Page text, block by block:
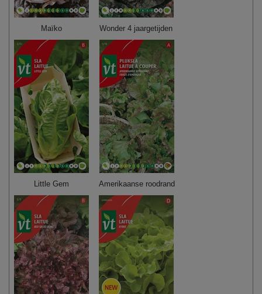
Maïko Wonder 4 jaargetijden
Little Gem Amerikaanse roodrand